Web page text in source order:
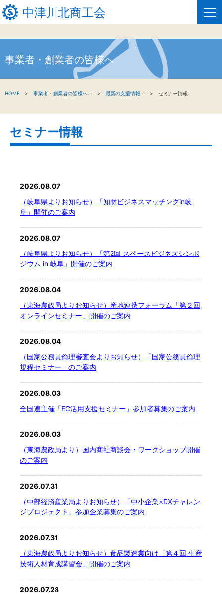
中津川北商工会
HOME
お問い合わせ
標準
黒 白 黄
事業者・創業者の皆様へ
HOME 事業者・創業者の皆様へ 最新の支援情報 セミナー情報.
セミナー情報
2026.08.07
（岐阜県よりお知らせ）「知財ビジネスマッチングin岐
阜」開催のご案内
2026.08.07
（岐阜県よりお知らせ）「第2回 スペースビジネスシンポ
ジウム in 岐阜」開催のご案内
2026.08.04
（東海農政局よりお知らせ）産地連携フォーラム「第２回
オンラインセミナー」開催のご案内
2026.08.04
（国家公務員倫理審査会よりお知らせ）「国家公務員倫理
規程セミナー」のご案内
2026.08.03
全国連主催「EC活用支援セミナー」参加者募集のご案内
2026.08.03
（東海農政局より）国内商社商談会・ワークショップ開催
のご案内
2026.07.31
（中部経済産業局よりお知らせ）「中小企業×DXチャレン
ジプロジェクト」参加企業募集のご案内
2026.07.31
（東海農政局よりお知らせ）食品製造業向け「第４回 生産
技術人材育成講習会」開催のご案内
2026.07.28